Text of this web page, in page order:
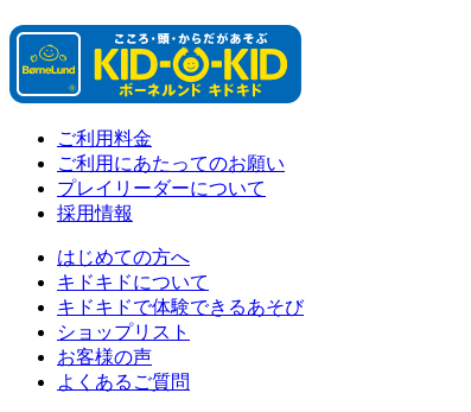
ご利用料金
ご利用にあたってのお願い
プレイリーダーについて
採用情報
はじめての方へ
キドキドについて
キドキドで体験できるあそび
ショップリスト
お客様の声
よくあるご質問